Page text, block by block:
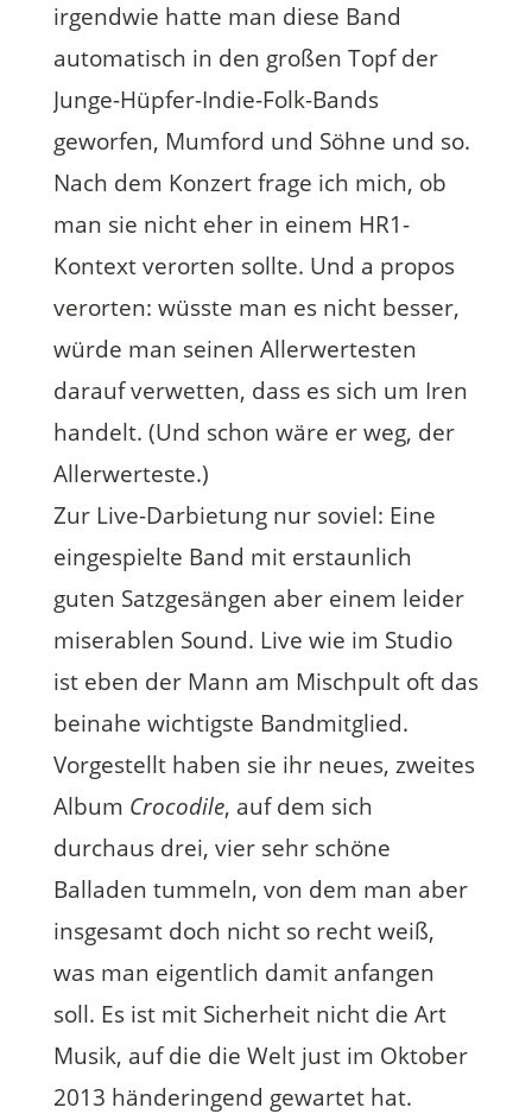
irgendwie hatte man diese Band
automatisch in den großen Topf der
Junge-Hüpfer-Indie-Folk-Bands
geworfen, Mumford und Söhne und so.
Nach dem Konzert frage ich mich, ob
man sie nicht eher in einem HR1-
Kontext verorten sollte. Und a propos
verorten: wüsste man es nicht besser,
würde man seinen Allerwertesten
darauf verwetten, dass es sich um Iren
handelt. (Und schon wäre er weg, der
Allerwerteste.)
Zur Live-Darbietung nur soviel: Eine
eingespielte Band mit erstaunlich
guten Satzgesängen aber einem leider
miserablen Sound. Live wie im Studio
ist eben der Mann am Mischpult oft das
beinahe wichtigste Bandmitglied.
Vorgestellt haben sie ihr neues, zweites
Album Crocodile, auf dem sich
durchaus drei, vier sehr schöne
Balladen tummeln, von dem man aber
insgesamt doch nicht so recht weiß,
was man eigentlich damit anfangen
soll. Es ist mit Sicherheit nicht die Art
Musik, auf die die Welt just im Oktober
2013 händeringend gewartet hat.